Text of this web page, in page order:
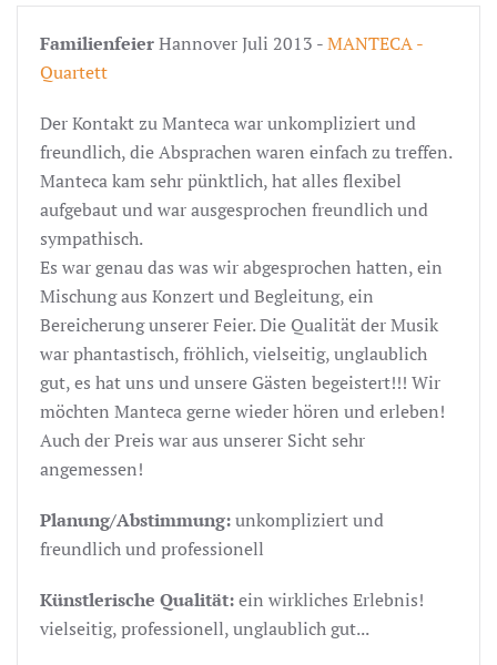
FamilienfeierHannover Juli 2013 -MANTECA -
Quartett
Der Kontakt zu Manteca war unkompliziert und
freundlich, die Absprachen waren einfach zu treffen.
Manteca kam sehr pünktlich, hat alles flexibel
aufgebaut und war ausgesprochen freundlich und
sympathisch.
Es war genau das was wir abgesprochen hatten, ein
Mischung aus Konzert und Begleitung, ein
Bereicherung unserer Feier. Die Qualität der Musik
war phantastisch, fröhlich, vielseitig, unglaublich
gut, es hat uns und unsere Gästen begeistert!!! Wir
möchten Manteca gerne wieder hören und erleben!
Auch der Preis war aus unserer Sicht sehr
angemessen!
Planung/Abstimmung:unkompliziert und
freundlich und professionell
Künstlerische Qualität:ein wirkliches Erlebnis!
vielseitig, professionell, unglaublich gut...